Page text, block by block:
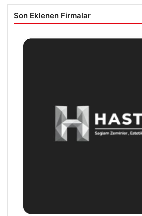
Son Eklenen Firmalar